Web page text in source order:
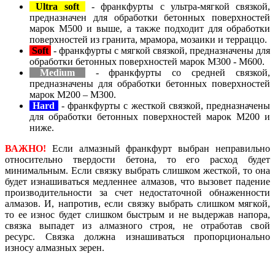
Ultra soft
- франкфурты с ультра-мягкой связкой,
предназначен для обработки бетонных поверхностей
марок М500 и выше, а также подходит для обработки
поверхностей из гранита, мрамора, мозаики и терраццо.
Soft - франкфурты с мягкой связкой, предназначены для
обработки бетонных поверхностей марок М300 - М600.
Medium
- франкфурты со средней связкой,
предназначены для обработки бетонных поверхностей
марок М200 – М300.
Hard
- франкфурты с жесткой связкой, предназначены
для обработки бетонных поверхностей марок М200 и
ниже.
ВАЖНО! Если алмазный франкфурт выбран неправильно
относительно твердости бетона, то его расход будет
минимальным. Если связку выбрать слишком жесткой, то она
будет изнашиваться медленнее алмазов, что вызовет падение
производительности за счет недостаточной обнаженности
алмазов. И, напротив, если связку выбрать слишком мягкой,
то ее износ будет слишком быстрым и не выдержав напора,
связка выпадет из алмазного строя, не отработав свой
ресурс. Связка должна изнашиваться пропорционально
износу алмазных зерен.